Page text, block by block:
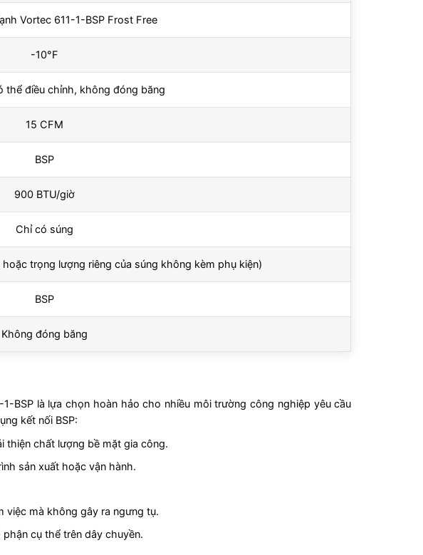
Vortec 611-1-BSP Frost Free
-10°F
thể điều chỉnh, không đóng băng
15 CFM
BSP
900 BTU/giờ
Chỉ có súng
trọng lượng riêng của súng không kèm phụ kiện)
BSP
Không đóng băng
BSP là lựa chọn hoàn hảo cho nhiều môi trường công nghiệp yêu cầu
kết nối BSP:
thiện chất lượng bề mặt gia công.
sản xuất hoặc vận hành.
việc mà không gây ra ngưng tụ.
cụ thể trên dây chuyền.